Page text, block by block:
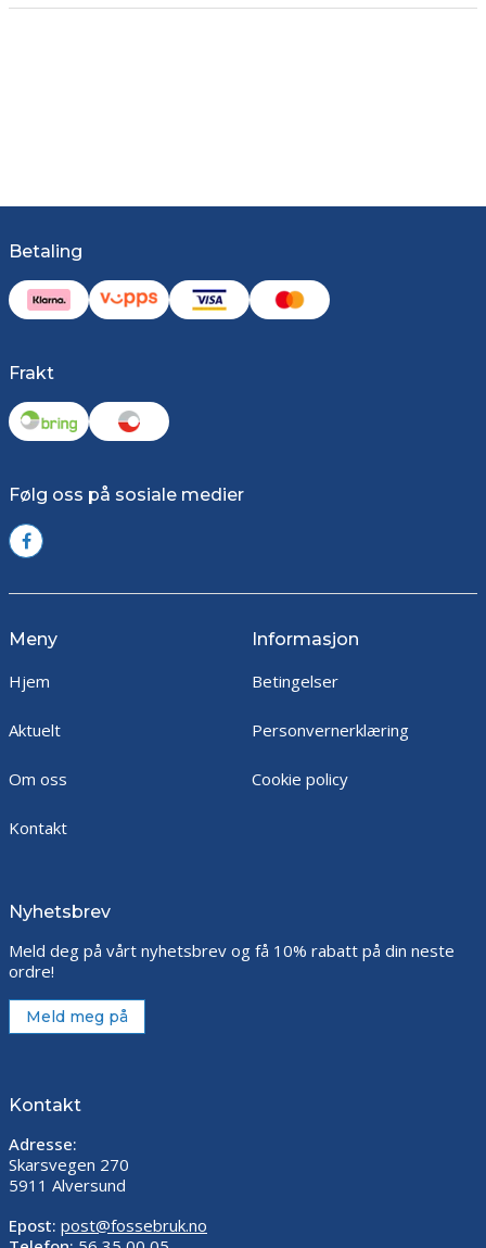
Betaling
Frakt
Følg oss på sosiale medier
Meny
Hjem
Aktuelt
Om oss
Kontakt
Informasjon
Betingelser
Personvernerklæring
Cookie policy
Nyhetsbrev
Meld deg på vårt nyhetsbrev og få 10% rabatt på din neste
ordre!
Meld meg på
Kontakt
Adresse:
Skarsvegen 270
5911 Alversund
Epost: post@fossebruk.no